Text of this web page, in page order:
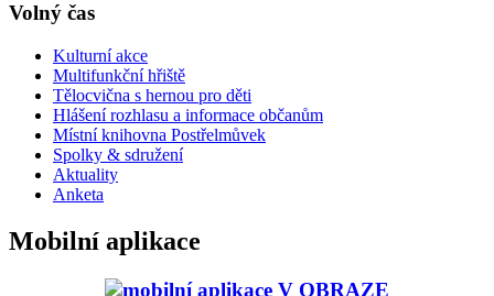
Volný čas
Kulturní akce
Multifunkční hřiště
Tělocvična s hernou pro děti
Hlášení rozhlasu a informace občanům
Místní knihovna Postřelmůvek
Spolky & sdružení
Aktuality
Anketa
Mobilní aplikace